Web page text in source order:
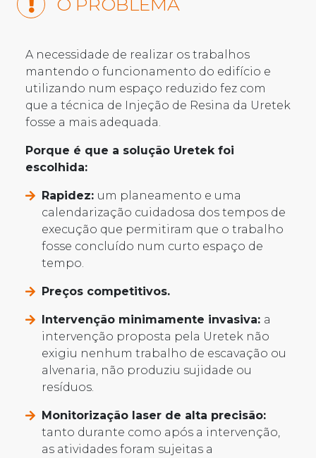
A necessidade de realizar os trabalhos
mantendo o funcionamento do edifício e
utilizando num espaço reduzido fez com
que a técnica de Injeção de Resina da Uretek
fosse a mais adequada.
Porque é que a solução Uretek foi
escolhida:
Rapidez: um planeamento e uma
calendarização cuidadosa dos tempos de
execução que permitiram que o trabalho
fosse concluído num curto espaço de
tempo.
Preços competitivos.
Intervenção minimamente invasiva: a
intervenção proposta pela Uretek não
exigiu nenhum trabalho de escavação ou
alvenaria, não produziu sujidade ou
resíduos.
Monitorização laser de alta precisão:
tanto durante como após a intervenção,
as atividades foram sujeitas a